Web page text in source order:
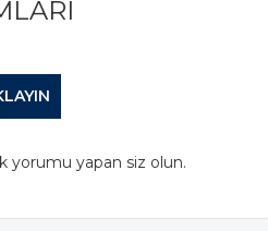
yorumu yapan siz olun.